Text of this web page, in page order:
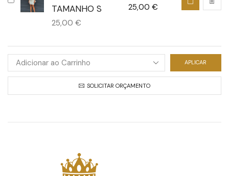
TAMANHO S
25,00 €
25,00 €
APLICAR
SOLICITAR ORÇAMENTO